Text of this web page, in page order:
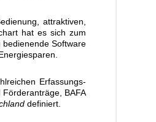
attraktiven,
hat es sich zum
Software
Erfassungs-
BAFA
definiert.